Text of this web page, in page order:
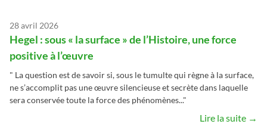
28 avril 2026
Hegel : sous « la surface » de l’Histoire, une force
positive à l’œuvre
" La question est de savoir si, sous le tumulte qui règne à la surface,
ne s’accomplit pas une œuvre silencieuse et secrète dans laquelle
sera conservée toute la force des phénomènes..."
Lire la suite →